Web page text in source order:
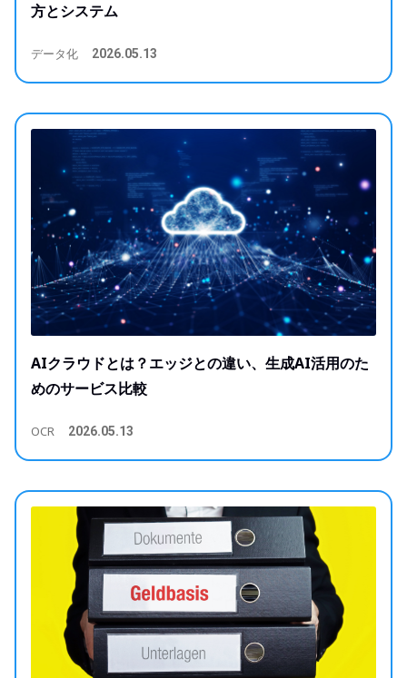
方とシステム
データ化 2026.05.13
AIクラウドとは？エッジとの違い、生成AI活用のた
めのサービス比較
OCR 2026.05.13